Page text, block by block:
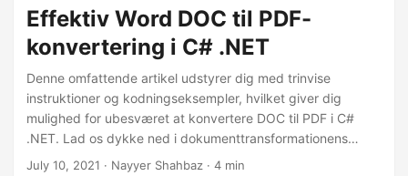
Effektiv Word DOC til PDF-
konvertering i C# .NET
Denne omfattende artikel udstyrer dig med trinvise
instruktioner og kodningseksempler, hvilket giver dig
mulighed for ubesværet at konvertere DOC til PDF i C#
.NET. Lad os dykke ned i dokumenttransformationens
verden ved problemfrit at konvertere DOC-filer til PDF-
July 10, 2021 · Nayyer Shahbaz · 4 min